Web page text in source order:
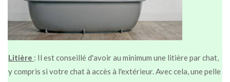
Litière : Il est conseillé d'avoir au minimum une litière par chat,
y compris si votre chat à accès à l'extérieur. Avec cela, une pelle